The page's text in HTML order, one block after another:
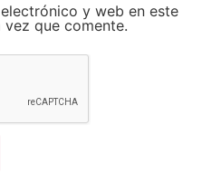
y web en este
que comente.